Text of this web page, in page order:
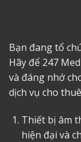
Bạn đang tổ
Hãy để 247
và đáng nhớ
dịch vụ cho
Thiết bị âm
hiện đại và